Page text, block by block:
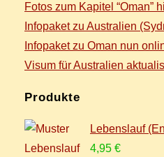
Fo­tos zum Ka­pi­tel “Oman”
In­fo­pa­ket zu Aus­tra­li­en
In­fo­pa­ket zu Oman nun
Vi­sum für Aus­tra­li­en
Pro­duk­te
Lebenslauf
4,95 €